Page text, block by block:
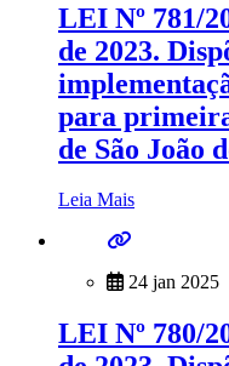
LEI Nº 781/
de 2023.
para
de São João
Leia Mais
24 jan 2025
LEI Nº 780/